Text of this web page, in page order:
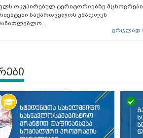
ოკუპირებულ ტერიტორიებზე მცხოვრები
საქართველოს უმაღლეს
ვრცლად